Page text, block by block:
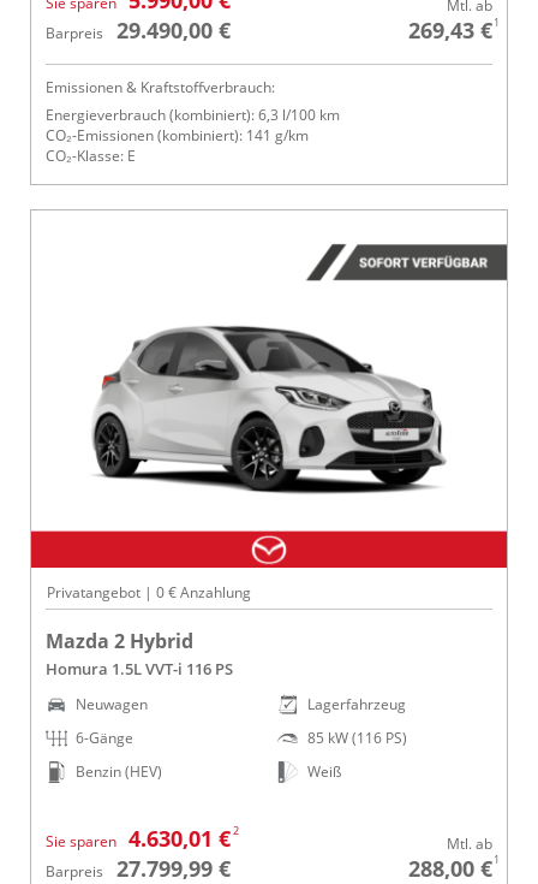
Barpreis 29.490,00 €
Mtl. ab
269,43 €1
Emissionen & Kraftstoffverbrauch:
Energieverbrauch (kombiniert): 6,3 l/100 km
CO₂-Emissionen (kombiniert): 141 g/km
CO₂-Klasse: E
Privatangebot | 0 € Anzahlung
Mazda 2 Hybrid
Homura 1.5L VVT-i 116 PS
Neuwagen
6-Gänge
Benzin (HEV)
Lagerfahrzeug
85 kW (116 PS)
Weiß
Sie sparen 4.630,01 €2
Barpreis 27.799,99 €
Mtl. ab
288,00 €1